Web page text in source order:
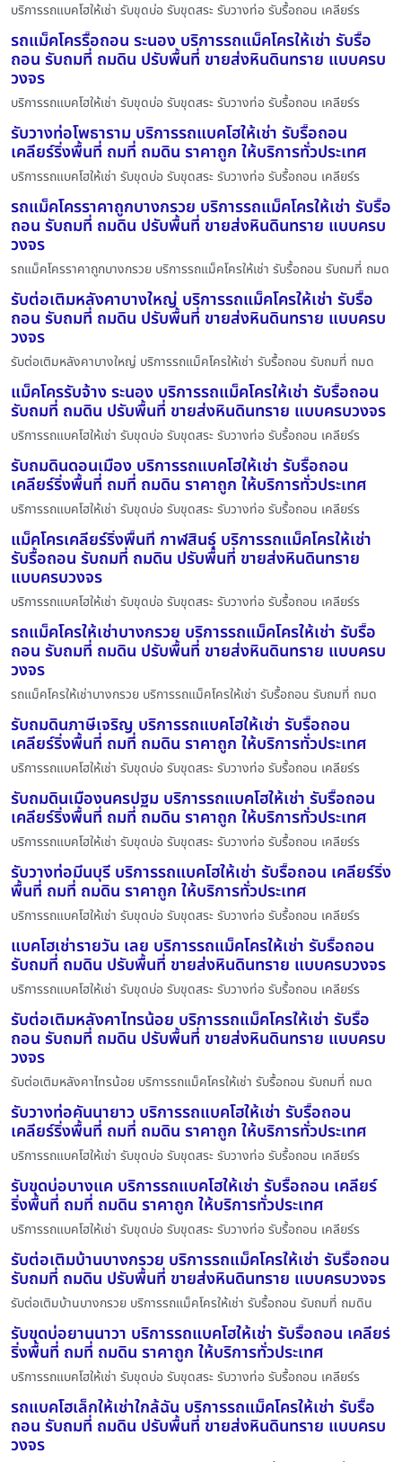
บริการรถแบคโฮให้เช่า รับขุดบ่อ รับขุดสระ รับวางท่อ รับรื้อถอน เคลียร์ร
รถแม็คโครรื้อถอน ระนอง บริการรถแม็คโครให้เช่า รับรื้อ
ถอน รับถมที่ ถมดิน ปรับพื้นที่ ขายส่งหินดินทราย แบบครบ
วงจร
บริการรถแบคโฮให้เช่า รับขุดบ่อ รับขุดสระ รับวางท่อ รับรื้อถอน เคลียร์ร
รับวางท่อโพธาราม บริการรถแบคโฮให้เช่า รับรื้อถอน
เคลียร์ริ่งพื้นที่ ถมที่ ถมดิน ราคาถูก ให้บริการทั่วประเทศ
บริการรถแบคโฮให้เช่า รับขุดบ่อ รับขุดสระ รับวางท่อ รับรื้อถอน เคลียร์ร
รถแม็คโครราคาถูกบางกรวย บริการรถแม็คโครให้เช่า รับรื้อ
ถอน รับถมที่ ถมดิน ปรับพื้นที่ ขายส่งหินดินทราย แบบครบ
วงจร
รถแม็คโครราคาถูกบางกรวย บริการรถแม็คโครให้เช่า รับรื้อถอน รับถมที่ ถมด
รับต่อเติมหลังคาบางใหญ่ บริการรถแม็คโครให้เช่า รับรื้อ
ถอน รับถมที่ ถมดิน ปรับพื้นที่ ขายส่งหินดินทราย แบบครบ
วงจร
รับต่อเติมหลังคาบางใหญ่ บริการรถแม็คโครให้เช่า รับรื้อถอน รับถมที่ ถมด
แม็คโครรับจ้าง ระนอง บริการรถแม็คโครให้เช่า รับรื้อถอน
รับถมที่ ถมดิน ปรับพื้นที่ ขายส่งหินดินทราย แบบครบวงจร
บริการรถแบคโฮให้เช่า รับขุดบ่อ รับขุดสระ รับวางท่อ รับรื้อถอน เคลียร์ร
รับถมดินดอนเมือง บริการรถแบคโฮให้เช่า รับรื้อถอน
เคลียร์ริ่งพื้นที่ ถมที่ ถมดิน ราคาถูก ให้บริการทั่วประเทศ
บริการรถแบคโฮให้เช่า รับขุดบ่อ รับขุดสระ รับวางท่อ รับรื้อถอน เคลียร์ร
แม็คโครเคลียร์ริ่งพื้นที่ กาฬสินธุ์ บริการรถแม็คโครให้เช่า
รับรื้อถอน รับถมที่ ถมดิน ปรับพื้นที่ ขายส่งหินดินทราย
แบบครบวงจร
บริการรถแบคโฮให้เช่า รับขุดบ่อ รับขุดสระ รับวางท่อ รับรื้อถอน เคลียร์ร
รถแม็คโครให้เช่าบางกรวย บริการรถแม็คโครให้เช่า รับรื้อ
ถอน รับถมที่ ถมดิน ปรับพื้นที่ ขายส่งหินดินทราย แบบครบ
วงจร
รถแม็คโครให้เช่าบางกรวย บริการรถแม็คโครให้เช่า รับรื้อถอน รับถมที่ ถมด
รับถมดินภาษีเจริญ บริการรถแบคโฮให้เช่า รับรื้อถอน
เคลียร์ริ่งพื้นที่ ถมที่ ถมดิน ราคาถูก ให้บริการทั่วประเทศ
บริการรถแบคโฮให้เช่า รับขุดบ่อ รับขุดสระ รับวางท่อ รับรื้อถอน เคลียร์ร
รับถมดินเมืองนครปฐม บริการรถแบคโฮให้เช่า รับรื้อถอน
เคลียร์ริ่งพื้นที่ ถมที่ ถมดิน ราคาถูก ให้บริการทั่วประเทศ
บริการรถแบคโฮให้เช่า รับขุดบ่อ รับขุดสระ รับวางท่อ รับรื้อถอน เคลียร์ร
รับวางท่อมีนบุรี บริการรถแบคโฮให้เช่า รับรื้อถอน เคลียร์ริ่ง
พื้นที่ ถมที่ ถมดิน ราคาถูก ให้บริการทั่วประเทศ
บริการรถแบคโฮให้เช่า รับขุดบ่อ รับขุดสระ รับวางท่อ รับรื้อถอน เคลียร์ร
แบคโฮเช่ารายวัน เลย บริการรถแม็คโครให้เช่า รับรื้อถอน
รับถมที่ ถมดิน ปรับพื้นที่ ขายส่งหินดินทราย แบบครบวงจร
บริการรถแบคโฮให้เช่า รับขุดบ่อ รับขุดสระ รับวางท่อ รับรื้อถอน เคลียร์ร
รับต่อเติมหลังคาไทรน้อย บริการรถแม็คโครให้เช่า รับรื้อ
ถอน รับถมที่ ถมดิน ปรับพื้นที่ ขายส่งหินดินทราย แบบครบ
วงจร
รับต่อเติมหลังคาไทรน้อย บริการรถแม็คโครให้เช่า รับรื้อถอน รับถมที่ ถมด
รับวางท่อคันนายาว บริการรถแบคโฮให้เช่า รับรื้อถอน
เคลียร์ริ่งพื้นที่ ถมที่ ถมดิน ราคาถูก ให้บริการทั่วประเทศ
บริการรถแบคโฮให้เช่า รับขุดบ่อ รับขุดสระ รับวางท่อ รับรื้อถอน เคลียร์ร
รับขุดบ่อบางแค บริการรถแบคโฮให้เช่า รับรื้อถอน เคลียร์
ริ่งพื้นที่ ถมที่ ถมดิน ราคาถูก ให้บริการทั่วประเทศ
บริการรถแบคโฮให้เช่า รับขุดบ่อ รับขุดสระ รับวางท่อ รับรื้อถอน เคลียร์ร
รับต่อเติมบ้านบางกรวย บริการรถแม็คโครให้เช่า รับรื้อถอน
รับถมที่ ถมดิน ปรับพื้นที่ ขายส่งหินดินทราย แบบครบวงจร
รับต่อเติมบ้านบางกรวย บริการรถแม็คโครให้เช่า รับรื้อถอน รับถมที่ ถมดิน
รับขุดบ่อยานนาวา บริการรถแบคโฮให้เช่า รับรื้อถอน เคลียร์
ริ่งพื้นที่ ถมที่ ถมดิน ราคาถูก ให้บริการทั่วประเทศ
บริการรถแบคโฮให้เช่า รับขุดบ่อ รับขุดสระ รับวางท่อ รับรื้อถอน เคลียร์ร
รถแบคโฮเล็กให้เช่าใกล้ฉัน บริการรถแม็คโครให้เช่า รับรื้อ
ถอน รับถมที่ ถมดิน ปรับพื้นที่ ขายส่งหินดินทราย แบบครบ
วงจร